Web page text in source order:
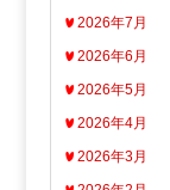
2026年7月
2026年6月
2026年5月
2026年4月
2026年3月